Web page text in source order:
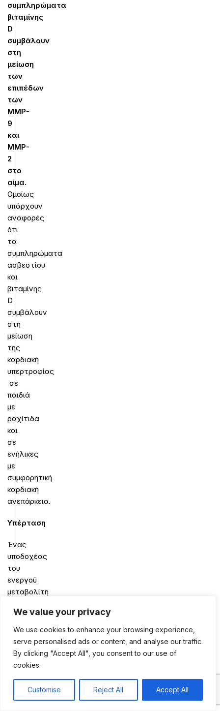
We value your privacy
We use cookies to enhance your browsing experience,
serve personalised ads or content, and analyse our traffic.
By clicking "Accept All", you consent to our use of
cookies.
Customise Reject All Accept All
συμπληρώματα
βιταμίνης
D
συμβάλουν
στη
μείωση
των
επιπέδων
των
MMP-
9
και
MMP-
2
στο
αίμα.
Ομοίως
υπάρχουν
αναφορές
ότι
τα
συμπληρώματα
ασβεστίου
και
βιταμίνης
D
συμβάλουν
στη
μείωση
της
καρδιακή
υπερτροφίας
σε
παιδιά
με
ραχίτιδα
και
σε
ενήλικες
με
συμφορητική
καρδιακή
ανεπάρκεια.
Υπέρταση
Ένας
υποδοχέας
του
ενεργού
μεταβολίτη
διυδροξυ-
βιταμίνη-
έχει
παρατηρηθεί
μυϊκό
0